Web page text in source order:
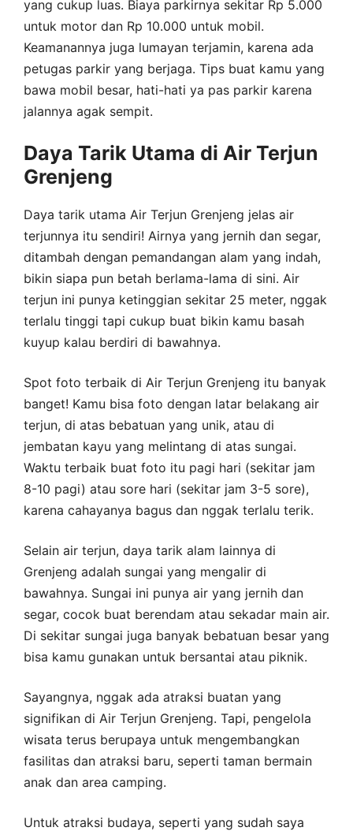
yang cukup luas. Biaya parkirnya sekitar Rp 5.000
untuk motor dan Rp 10.000 untuk mobil.
Keamanannya juga lumayan terjamin, karena ada
petugas parkir yang berjaga. Tips buat kamu yang
bawa mobil besar, hati-hati ya pas parkir karena
jalannya agak sempit.
Daya Tarik Utama di Air Terjun
Grenjeng
Daya tarik utama Air Terjun Grenjeng jelas air
terjunnya itu sendiri! Airnya yang jernih dan segar,
ditambah dengan pemandangan alam yang indah,
bikin siapa pun betah berlama-lama di sini. Air
terjun ini punya ketinggian sekitar 25 meter, nggak
terlalu tinggi tapi cukup buat bikin kamu basah
kuyup kalau berdiri di bawahnya.
Spot foto terbaik di Air Terjun Grenjeng itu banyak
banget! Kamu bisa foto dengan latar belakang air
terjun, di atas bebatuan yang unik, atau di
jembatan kayu yang melintang di atas sungai.
Waktu terbaik buat foto itu pagi hari (sekitar jam
8-10 pagi) atau sore hari (sekitar jam 3-5 sore),
karena cahayanya bagus dan nggak terlalu terik.
Selain air terjun, daya tarik alam lainnya di
Grenjeng adalah sungai yang mengalir di
bawahnya. Sungai ini punya air yang jernih dan
segar, cocok buat berendam atau sekadar main air.
Di sekitar sungai juga banyak bebatuan besar yang
bisa kamu gunakan untuk bersantai atau piknik.
Sayangnya, nggak ada atraksi buatan yang
signifikan di Air Terjun Grenjeng. Tapi, pengelola
wisata terus berupaya untuk mengembangkan
fasilitas dan atraksi baru, seperti taman bermain
anak dan area camping.
Untuk atraksi budaya, seperti yang sudah saya